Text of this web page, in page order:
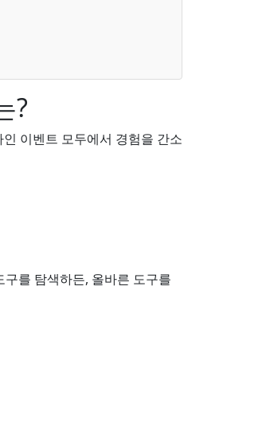
?
이벤트 모두에서 경험을 간소
구를 탐색하든, 올바른 도구를